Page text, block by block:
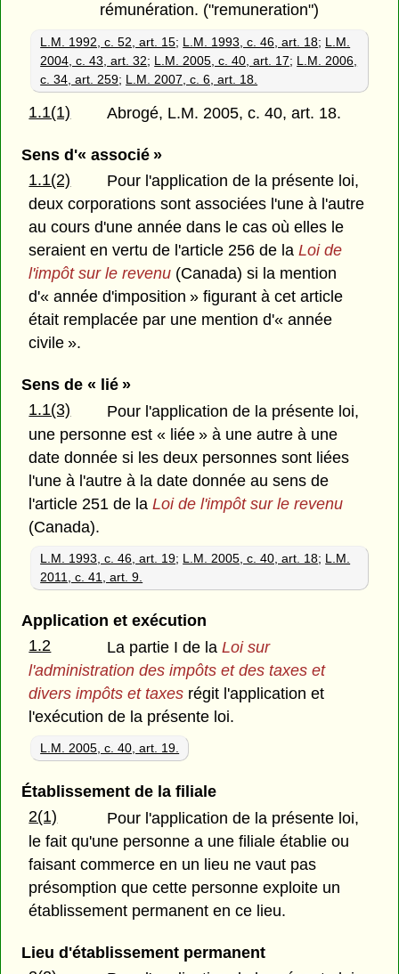
rémunération. ("remuneration")
L.M. 1992, c. 52, art. 15; L.M. 1993, c. 46, art. 18; L.M.
2004, c. 43, art. 32; L.M. 2005, c. 40, art. 17; L.M. 2006,
c. 34, art. 259; L.M. 2007, c. 6, art. 18.
1.1(1) Abrogé, L.M. 2005, c. 40, art. 18.
Sens d'« associé »
1.1(2)
Pour l'application de la présente loi,
deux corporations sont associées l'une à l'autre
au cours d'une année dans le cas où elles le
seraient en vertu de l'article 256 de laLoi de
l'impôt sur le revenu (Canada) si la mention
d'« année d'imposition » figurant à cet article
était remplacée par une mention d'« année
civile ».
Sens de « lié »
1.1(3)
Pour l'application de la présente loi,
une personne est « liée » à une autre à une
date donnée si les deux personnes sont liées
l'une à l'autre à la date donnée au sens de
l'article 251 de laLoi de l'impôt sur le revenu
(Canada).
L.M. 1993, c. 46, art. 19; L.M. 2005, c. 40, art. 18; L.M.
2011, c. 41, art. 9.
Application et exécution
1.2
La partie I de laLoi sur
l'administration des impôts et des taxes et
divers impôts et taxes régit l'application et
l'exécution de la présente loi.
L.M. 2005, c. 40, art. 19.
Établissement de la filiale
2(1)
Pour l'application de la présente loi,
le fait qu'une personne a une filiale établie ou
faisant commerce en un lieu ne vaut pas
présomption que cette personne exploite un
établissement permanent en ce lieu.
Lieu d'établissement permanent